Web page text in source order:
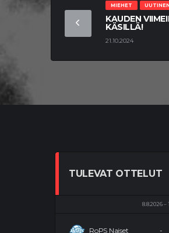
MIEHET UUTINEN
KAUDEN
KÄSILLÄ!
21.10.2024
TULEVAT OTTELUT
8.8.2026
RoPS Naiset -